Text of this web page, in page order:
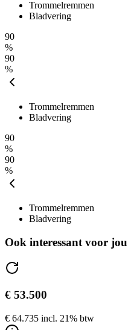
Trommelremmen
Bladvering
90
%
90
%
Trommelremmen
Bladvering
90
%
90
%
Trommelremmen
Bladvering
Ook interessant voor jou
€ 53.500
€ 64.735 incl. 21% btw